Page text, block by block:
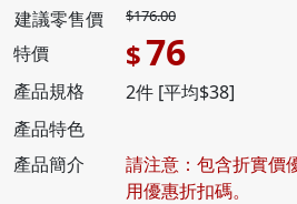
建議零售價 $176.00
特價 $76
產品規格
2件 [平均$38]
產品特色
產品簡介
請注意：包含折實價
用優惠折扣碼。